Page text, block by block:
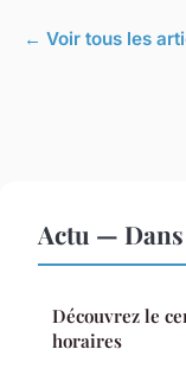
← Voir tous les
Actu —
Découvrez le
horaires